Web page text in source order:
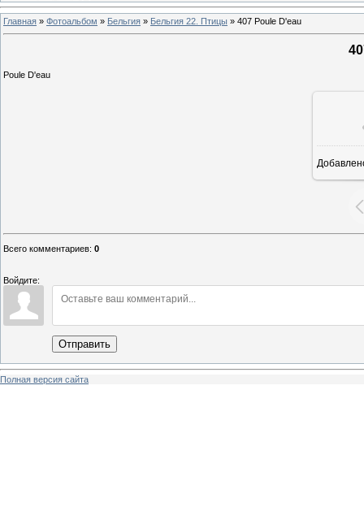
Главная » Фотоальбом » Бельгия » Бельгия 22. Птицы » 407 Poule D'eau
Poule D'eau
Всего комментариев: 0
Войдите:
Отправить
Полная версия сайта